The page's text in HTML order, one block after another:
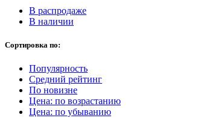
В распродаже
В наличии
Сортировка по:
Популярность
Средний рейтинг
По новизне
Цена: по возрастанию
Цена: по убыванию